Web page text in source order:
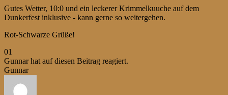
Gutes Wetter, 10:0 und ein leckerer Krimmelkuuche auf dem
Dunkerfest inklusive - kann gerne so weitergehen.
Rot-Schwarze Grüße!
Anklicken
für
Daumen
unten.
0Anklicken
für
Daumen
oben.
1
Gunnar hat auf diesen Beitrag reagiert.
Gunnar